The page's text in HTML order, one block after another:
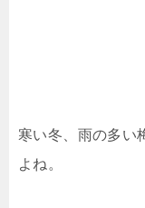
寒い冬、雨の多い
よね。